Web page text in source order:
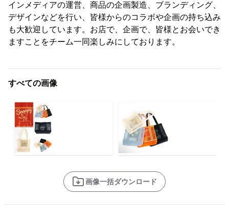
インメディアの運営、商品の企画製造、ブランディング、
デザインなどを行い、皆様からのコラボや企画の持ち込み
も大歓迎しています。お店で、企画で、皆様とお会いでき
ますことをチーム一同楽しみにしております。
すべての画像
画像一括ダウンロード